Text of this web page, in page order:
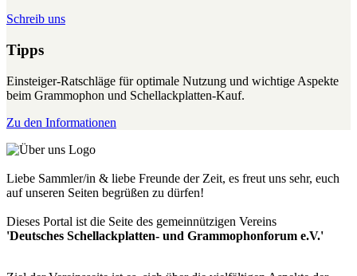
Schreib uns
Tipps
Einsteiger-Ratschläge für optimale Nutzung und wichtige Aspekte
beim Grammophon und Schellackplatten-Kauf.
Zu den Informationen
Liebe Sammler/in & liebe Freunde der Zeit, es freut uns sehr, euch
auf unseren Seiten begrüßen zu dürfen!
Dieses Portal ist die Seite des gemeinnützigen Vereins
'Deutsches Schellackplatten- und Grammophonforum e.V.'